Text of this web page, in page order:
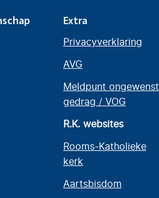
Extra
Privacyverklaring
AVG
Meldpunt ongewenst
gedrag / VOG
R.K. websites
Rooms-Katholieke
kerk
Aartsbisdom